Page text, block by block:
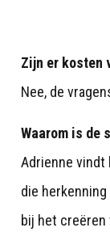
Zijn er kosten
Nee, de
Waarom is de
Adrienne vindt
die
bij het creëren